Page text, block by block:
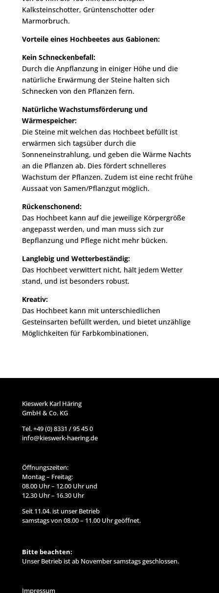
Kalksteinschotter, Grüntenschotter oder
Marmorbruch.
Vorteile eines Hochbeetes aus Gabionen:
Kein Schneckenbefall:
Durch die Anpflanzung in einiger Höhe und die
natürliche Erwärmung der Steine halten sich
Schnecken von den Pflanzen fern.
Natürliche Wachstumsförderung und
Wärmespeicher:
Die Steine mit welchen das Hochbeet befüllt ist
erwärmen sich tagsüber durch die
Sonneneinstrahlung, und geben die Wärme Nachts
an die Pflanzen ab. Dies fördert schnelleres
Wachstum der Pflanzen. Zudem ist eine recht frühe
Aussaat von Samen/Pflanzgut möglich.
Rückenschonend:
Das Hochbeet kann auf die jeweilige Körpergröße
angepasst werden, und man muss sich zur
Bepflanzung und Pflege nicht mehr bücken.
Langlebig und Wetterbeständig:
Das Hochbeet verwittert nicht, hält jedem Wetter
stand, und ist besonders robust.
Kreativ:
Das Hochbeet kann mit unterschiedlichen
Gesteinsarten befüllt werden, und bietet unzählige
Möglichkeiten für Farbkombinationen.
Kieswerk Karl Häring
GmbH & Co. KG
Tel. +49 (0) 8331 / 95 45 0
info@kieswerk-haering.de
Öffnungszeiten:
Montag – Freitag:
08.00 Uhr – 12.00 Uhr und
12.30 Uhr – 16.30 Uhr
Seit 11.04. ist unser Betrieb
samstags von 08.00 – 11.00 Uhr geöffnet.
Bitte beachten:
Unser Betrieb ist ab November samstags geschlossen.
Impressum